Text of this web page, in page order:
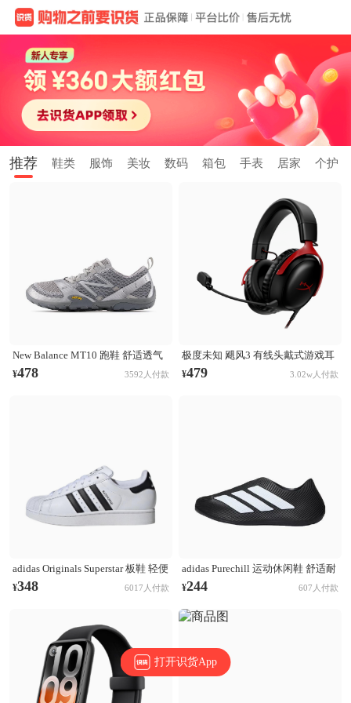
推荐 鞋类 服饰 美妆 数码 箱包 手表 居家 个护
New Balance MT10 跑鞋 舒适透气
防滑耐磨复古百搭薄底赤足鞋流光
¥478 3592人付款
极度未知 飓风3 有线头戴式游戏耳
机 DTS音效 电竞 电脑 吃鸡灵音 虚
¥479 3.02w人付款
adidas Originals Superstar 板鞋 轻便
贝壳头薄底舒适百搭耐磨复古 亮
¥348 6017人付款
adidas Purechill 运动休闲鞋 舒适耐
磨防滑贴合 黑色/白色
¥244 607人付款
打开识货App